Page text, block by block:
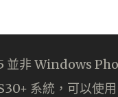
並非 Windows
系統，可以使